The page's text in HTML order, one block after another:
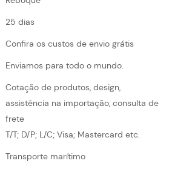
25 dias
Confira os custos de envio grátis
Enviamos para todo o mundo.
Cotação de produtos, design,
assistência na importação, consulta de
frete
T/T; D/P; L/C; Visa; Mastercard etc.
Transporte marítimo